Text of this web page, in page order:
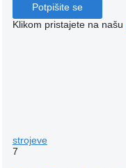
Potpišite se
Klikom pristajete na našu
strojeve
7